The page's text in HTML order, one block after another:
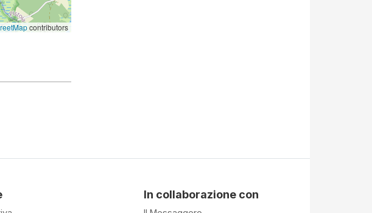
contributors
In collaborazione con